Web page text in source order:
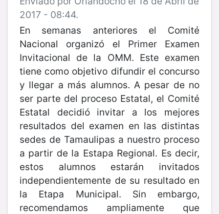
2017 - 08:44.
En semanas anteriores el Comité
Nacional organizó el Primer Examen
Invitacional de la OMM. Este examen
tiene como objetivo difundir el concurso
y llegar a más alumnos. A pesar de no
ser parte del proceso Estatal, el Comité
Estatal decidió invitar a los mejores
resultados del examen en las distintas
sedes de Tamaulipas a nuestro proceso
a partir de la Estapa Regional. Es decir,
estos alumnos estarán invitados
independientemente de su resultado en
la Etapa Municipal. Sin embargo,
recomendamos ampliamente que